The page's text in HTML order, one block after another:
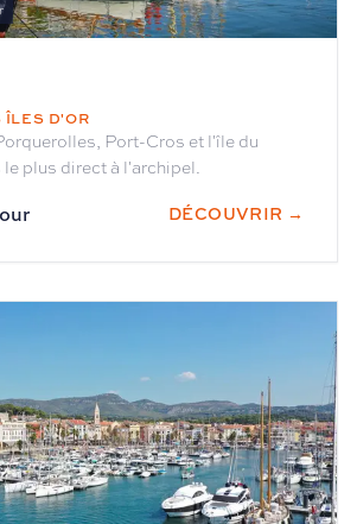
ÎLES D'OR
Port-Cros et l'île du
le plus direct à l'archipel.
DÉCOUVRIR →